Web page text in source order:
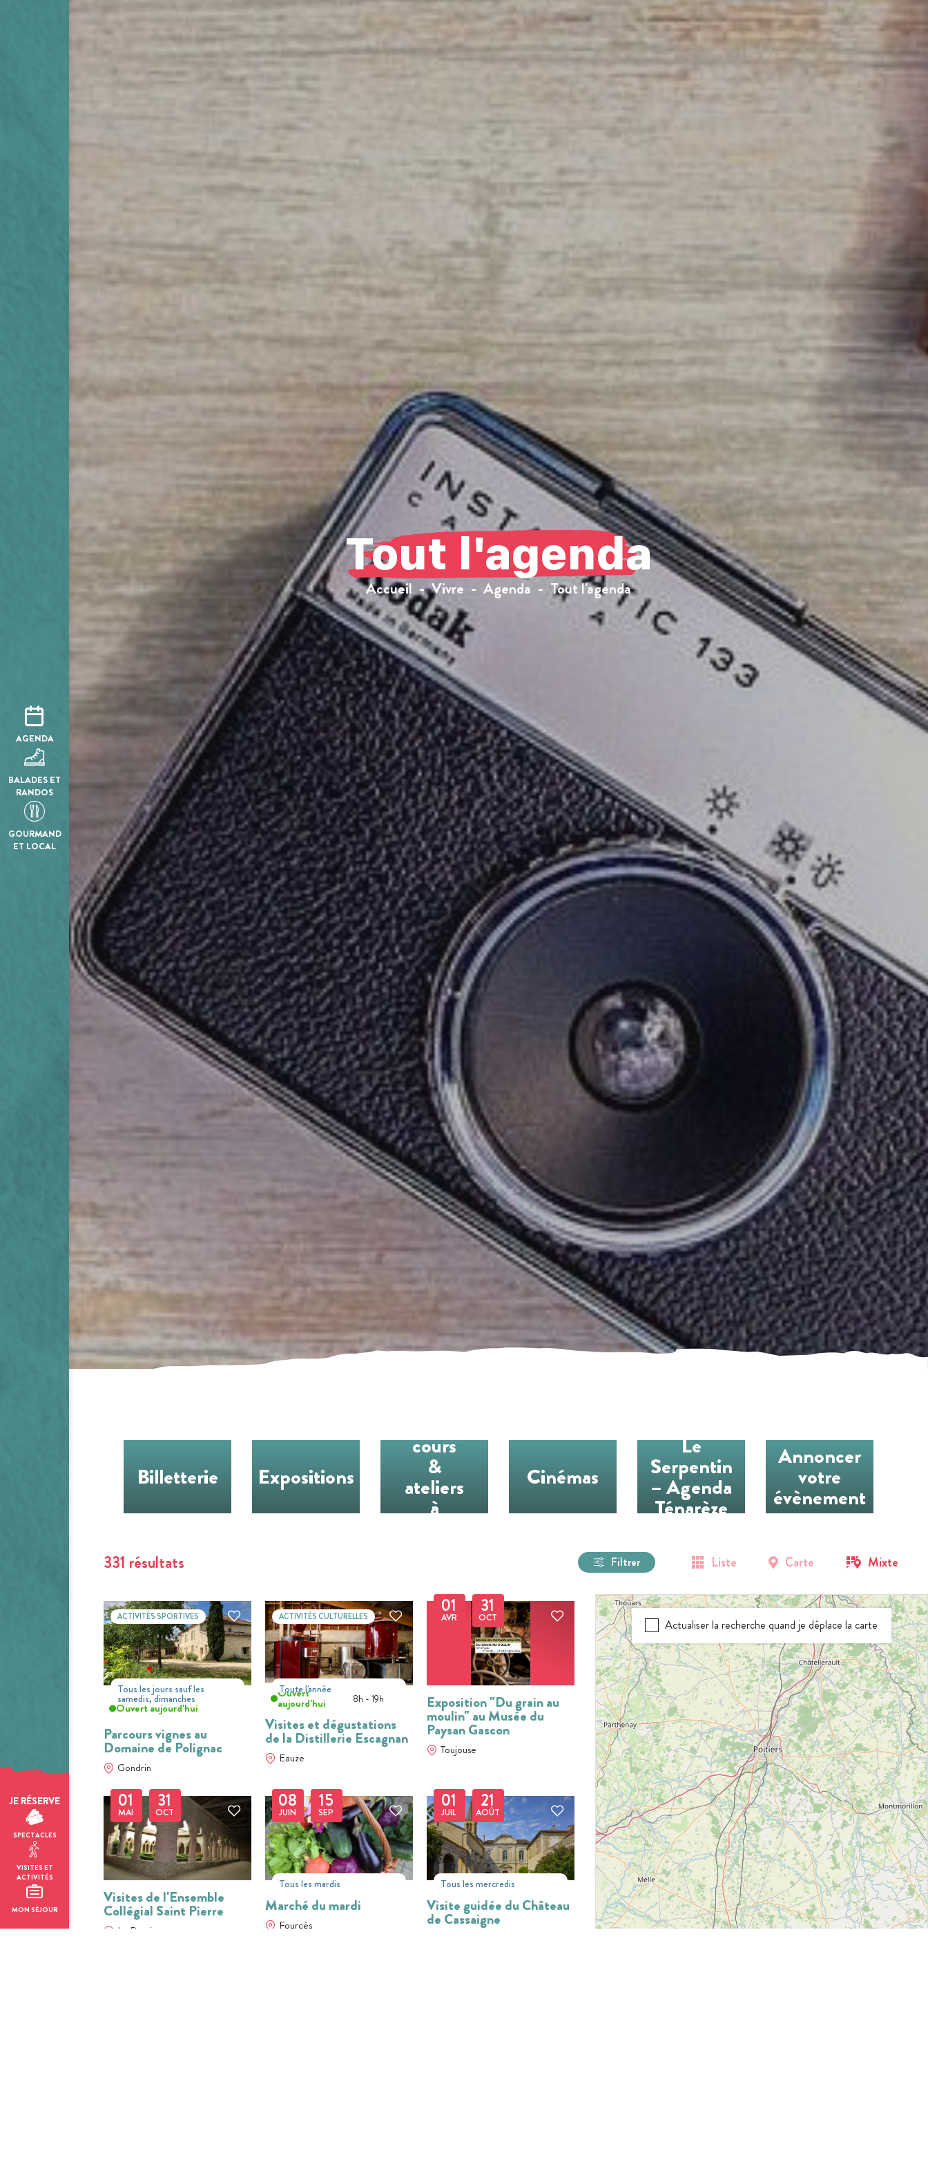
AGENDA
BALADES ET
RANDOS
GOURMAND
ET LOCAL
JE RÉSERVE
SPECTACLES
VISITES ET
ACTIVITÉS
MON SÉJOUR
Tout l'agenda
Accueil Vivre Agenda Tout l'agenda
Billetterie Expositions
cours
&
ateliers
à
Cinémas
Le
Serpentin
– Agenda
Ténarèze
Annoncer
votre
évènement
331 résultats Filtrer Liste Carte Mixte
Tous les jours sauf les
samedis, dimanches
ACTIVITÉS SPORTIVES
Ouvert aujourd'hui
Parcours vignes au
Domaine de Polignac
Gondrin
Toute l'année
ACTIVITÉS CULTURELLES
Ouvert
aujourd'hui 8h - 19h
Visites et dégustations
de la Distillerie Escagnan
Eauze
01
AVR
31
OCT
Exposition "Du grain au
moulin" au Musée du
Paysan Gascon
Toujouse
01
MAI
31
OCT
Visites de l'Ensemble
Collégial Saint Pierre
La Romieu
Tous les mardis
08
JUIN
15
SEP
Marché du mardi
Fourcès
Tous les mercredis
01
JUIL
21
AOÛT
Visite guidée du Château
de Cassaigne
Actualiser la recherche quand je déplace la carte